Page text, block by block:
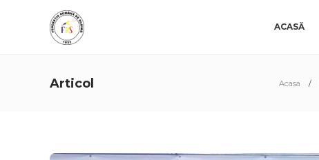
ACASĂ
Articol Acasa